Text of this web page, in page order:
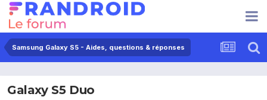
Samsung Galaxy S5 - Aides, questions & réponses
Galaxy S5 Duo